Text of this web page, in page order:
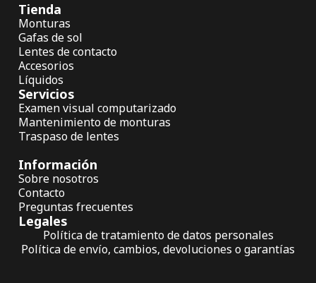
Tienda
Monturas
Gafas de sol
Lentes de contacto
Accesorios
Líquidos
Servicios
Examen visual computarizado
Mantenimiento de monturas
Traspaso de lentes
Información
Sobre nosotros
Contacto
Preguntas frecuentes
Legales
Política de tratamiento de datos personales
Política de envío, cambios, devoluciones o garantías